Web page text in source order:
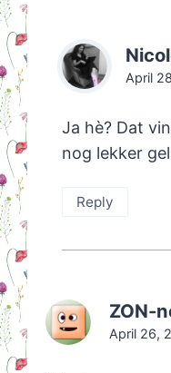
April
Ja hè? Dat
nog lekker
Reply
ZON-
April 26,